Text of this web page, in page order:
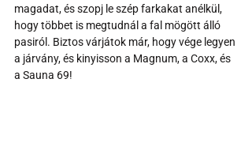
magadat, és szopj le szép farkakat anélkül,
hogy többet is megtudnál a fal mögött álló
pasiról. Biztos várjátok már, hogy vége legyen
a járvány, és kinyisson a Magnum, a Coxx, és
a Sauna 69!